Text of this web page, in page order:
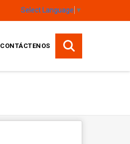
Select Language ▼
CONTÁCTENOS